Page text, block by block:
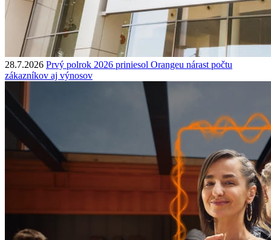
28.7.2026 Prvý polrok 2026 priniesol Orangeu nárast počtu
zákazníkov aj výnosov